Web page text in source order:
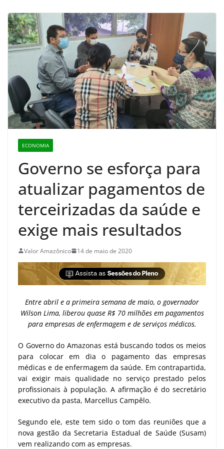
ECONOMIA
Governo se esforça para
atualizar pagamentos de
terceirizadas da saúde e
exige mais resultados
Valor Amazônico 14 de maio de 2020
Entre abril e a primeira semana de maio, o governador
Wilson Lima, liberou quase R$ 70 milhões em pagamentos
para empresas de enfermagem e de serviços médicos.
O Governo do Amazonas está buscando todos os meios
para colocar em dia o pagamento das empresas
médicas e de enfermagem da saúde. Em contrapartida,
vai exigir mais qualidade no serviço prestado pelos
profissionais à população. A afirmação é do secretário
executivo da pasta, Marcellus Campêlo.
Segundo ele, este tem sido o tom das reuniões que a
nova gestão da Secretaria Estadual de Saúde (Susam)
vem realizando com as empresas.